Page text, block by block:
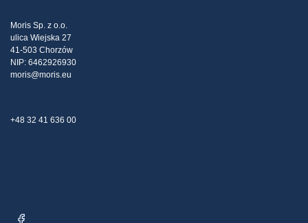
Sťažnosti
Moris Sp. z o.o.
ulica Wiejska 27
41-503 Chorzów
NIP: 6462926930
moris@moris.eu
+48 32 41 636 00